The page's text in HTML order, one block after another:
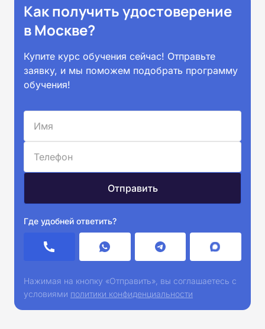
Как получить удостоверение
в Москве?
Купите курс обучения сейчас! Отправьте
заявку, и мы поможем подобрать программу
обучения!
Где удобней ответить?
Нажимая на кнопку «Отправить», вы соглашаетесь с
условиями политики конфиденциальности